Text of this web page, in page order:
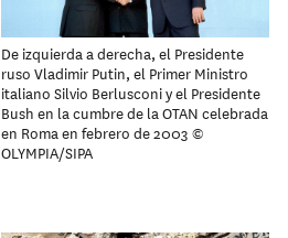
De izquierda a derecha, el Presidente
ruso Vladimir Putin, el Primer Ministro
italiano Silvio Berlusconi y el Presidente
Bush en la cumbre de la OTAN celebrada
en Roma en febrero de 2003 ©
OLYMPIA/SIPA